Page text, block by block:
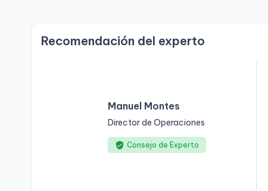
Recomendación del experto
Manuel Montes
Director de Operaciones
Consejo de Experto